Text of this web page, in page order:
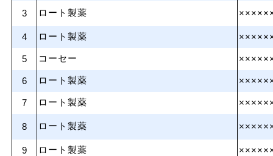
3 ロート製薬
4 ロート製薬
5 コーセー
6 ロート製薬
7 ロート製薬
8 ロート製薬
9 ロート製薬